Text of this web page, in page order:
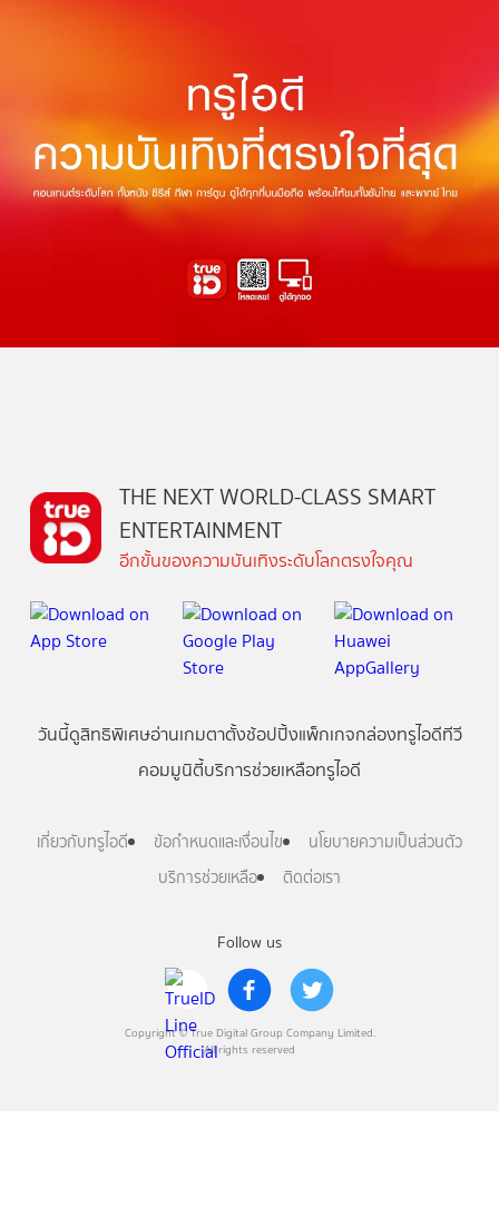
Follow us
Copyright © True Digital Group Company Limited.
All rights reserved
THE NEXT WORLD-CLASS SMART
ENTERTAINMENT
อีกขั้นของความบันเทิงระดับโลกตรงใจคุณ
วันนี้ดูสิทธิพิเศษอ่านเกมตาตั้งช้อปปิ้งแพ็กเกจกล่องทรูไอดีทีวี
คอมมูนิตี้บริการช่วยเหลือทรูไอดี
เกี่ยวกับทรูไอดี ข้อกำหนดและเงื่อนไข
นโยบายความเป็นส่วนตัว
บริการช่วยเหลือ
ติดต่อเรา